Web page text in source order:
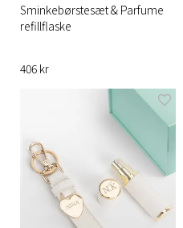
Sminkebørstesæt & Parfume
refillflaske
406 kr